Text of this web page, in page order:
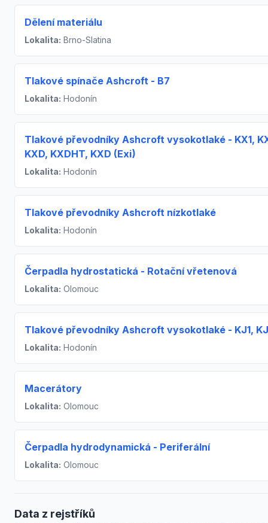
Dělení materiálu
Lokalita: Brno-Slatina
Tlakové spínače Ashcroft - B7
Lokalita: Hodonín
Tlakové převodníky Ashcroft vysokotlaké - KX1,
KXD, KXDHT, KXD (Exi)
Lokalita: Hodonín
Tlakové převodníky Ashcroft nízkotlaké
Lokalita: Hodonín
Čerpadla hydrostatická - Rotační vřetenová
Lokalita: Olomouc
Tlakové převodníky Ashcroft vysokotlaké - KJ1,
Lokalita: Hodonín
Macerátory
Lokalita: Olomouc
Čerpadla hydrodynamická - Periferální
Lokalita: Olomouc
Data z rejstříků